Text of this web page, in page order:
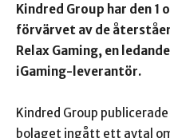
Kindred Group har den
förvärvet av de
Relax Gaming, en
iGaming-leverantör.
Kindred Group
bolaget ingått ett avtal